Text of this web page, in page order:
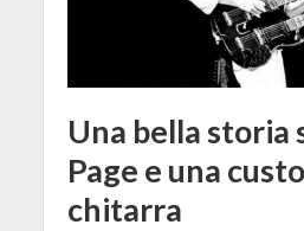
Una bella storia
Page e una
chitarra